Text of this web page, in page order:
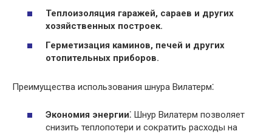
Теплоизоляция гаражей, сараев и других
хозяйственных построек.
Герметизация каминов, печей и других
отопительных приборов.
Преимущества использования шнура Вилатерм⁚
Экономия энергии⁚ Шнур Вилатерм позволяет
снизить теплопотери и сократить расходы на